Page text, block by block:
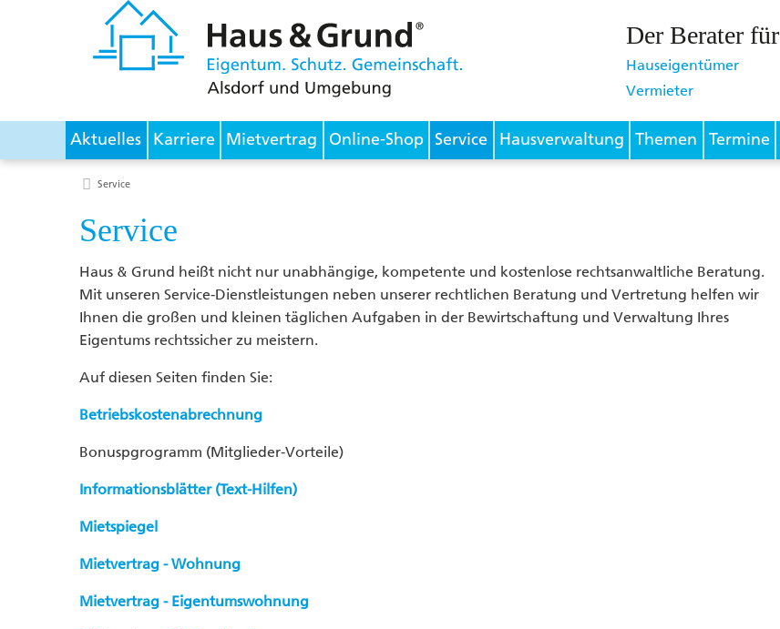
Der Berater für
Hauseigentümer
Vermieter
Aktuelles Karriere Mietvertrag Online-Shop Service Hausverwaltung Themen Termine
Service
Service
Haus & Grund heißt nicht nur unabhängige, kompetente und kostenlose rechtsanwaltliche Beratung.
Mit unseren Service-Dienstleistungen neben unserer rechtlichen Beratung und Vertretung helfen wir
Ihnen die großen und kleinen täglichen Aufgaben in der Bewirtschaftung und Verwaltung Ihres
Eigentums rechtssicher zu meistern.
Auf diesen Seiten finden Sie:
Betriebskostenabrechnung
Bonuspgrogramm (Mitglieder-Vorteile)
Informationsblätter (Text-Hilfen)
Mietspiegel
Mietvertrag - Wohnung
Mietvertrag - Eigentumswohnung